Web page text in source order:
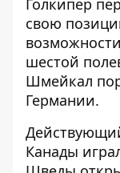
Голкипер
свою
шестой
Шмейкал
Германии.
Канады